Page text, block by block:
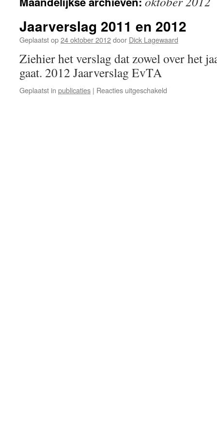
Jaarverslag 2011 en 2012
Geplaatst op24 oktober 2012door Dick Lagewaard
Ziehier het verslag dat zowel over het
gaat. 2012 Jaarverslag EvTA
Geplaatst in publicaties | Reacties uitgeschakeld